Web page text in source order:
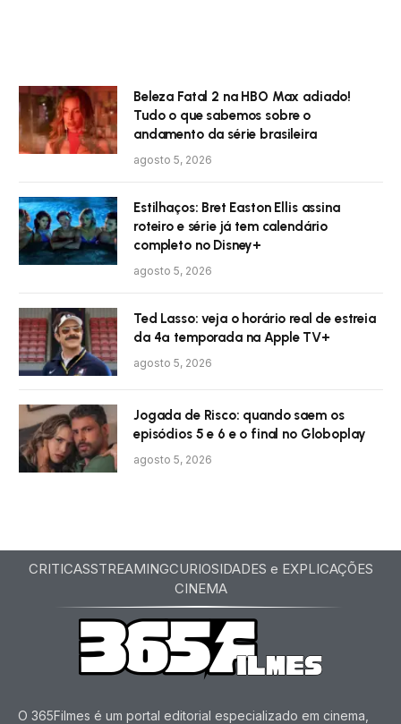
Beleza Fatal 2 na HBO Max adiado!
Tudo o que sabemos sobre o
andamento da série brasileira
agosto 5, 2026
Estilhaços: Bret Easton Ellis assina
roteiro e série já tem calendário
completo no Disney+
agosto 5, 2026
Ted Lasso: veja o horário real de estreia
da 4ª temporada na Apple TV+
agosto 5, 2026
Jogada de Risco: quando saem os
episódios 5 e 6 e o final no Globoplay
agosto 5, 2026
CRITICASSTREAMINGCURIOSIDADES e EXPLICAÇÕES
CINEMA
O 365Filmes é um portal editorial especializado em cinema,